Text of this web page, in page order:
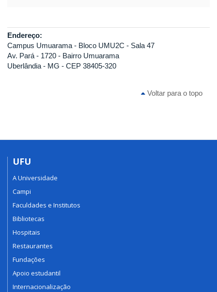
Endereço:
Campus Umuarama - Bloco UMU2C - Sala 47
Av. Pará - 1720 - Bairro Umuarama
Uberlândia - MG - CEP 38405-320
Voltar para o topo
UFU
A Universidade
Campi
Faculdades e Institutos
Bibliotecas
Hospitais
Restaurantes
Fundações
Apoio estudantil
Internacionalização